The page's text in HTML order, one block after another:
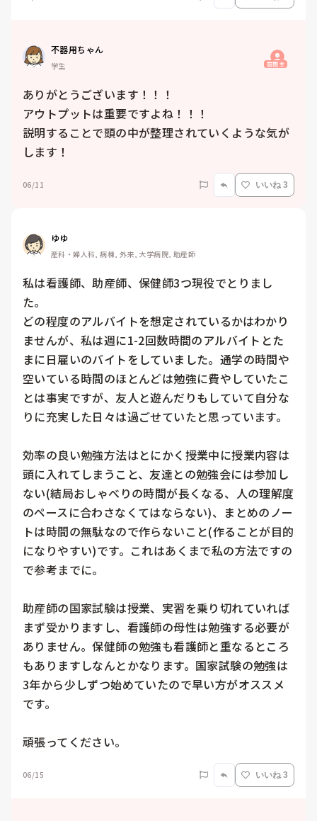
不器用ちゃん
学生 質問主
ありがとうございます！！！
アウトプットは重要ですよね！！！
説明することで頭の中が整理されていくような気が
します！
06/11 いいね 3
ゆゆ
産科・婦人科, 病棟, 外来, 大学病院, 助産師
私は看護師、助産師、保健師3つ現役でとりまし
た。
どの程度のアルバイトを想定されているかはわかり
ませんが、私は週に1-2回数時間のアルバイトとた
まに日雇いのバイトをしていました。通学の時間や
空いている時間のほとんどは勉強に費やしていたこ
とは事実ですが、友人と遊んだりもしていて自分な
りに充実した日々は過ごせていたと思っています。
効率の良い勉強方法はとにかく授業中に授業内容は
頭に入れてしまうこと、友達との勉強会には参加し
ない(結局おしゃべりの時間が長くなる、人の理解度
のペースに合わさなくてはならない)、まとめのノー
トは時間の無駄なので作らないこと(作ることが目的
になりやすい)です。これはあくまで私の方法ですの
で参考までに。
助産師の国家試験は授業、実習を乗り切れていれば
まず受かりますし、看護師の母性は勉強する必要が
ありません。保健師の勉強も看護師と重なるところ
もありますしなんとかなります。国家試験の勉強は
3年から少しずつ始めていたので早い方がオススメ
です。
頑張ってください。
06/15 いいね 3